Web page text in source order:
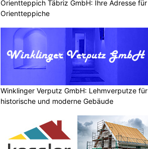
Orientteppich Täbriz GmbH: Ihre Adresse für
Orientteppiche
Winklinger Verputz GmbH: Lehmverputze für
historische und moderne Gebäude